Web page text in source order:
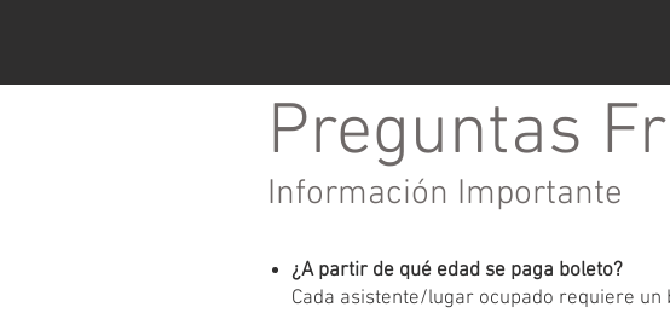
Preguntas
Información Importante
¿A partir de qué edad se paga boleto?
Cada asistente/lugar ocupado requiere